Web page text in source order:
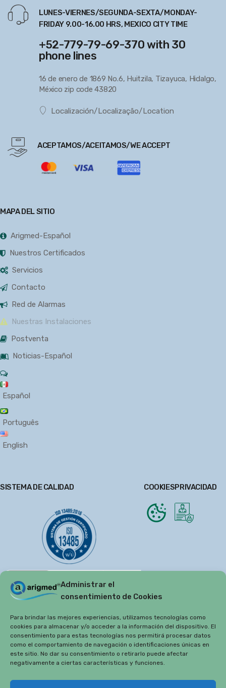
Administrar el
consentimiento de Cookies
Para brindar las mejores experiencias, utilizamos tecnologías como
cookies para almacenar y/o acceder a la información del dispositivo. El
consentimiento para estas tecnologías nos permitirá procesar datos
como el comportamiento de navegación o identificaciones únicas en
este sitio. No dar su consentimiento o retirarlo puede afectar
negativamente a ciertas características y funciones.
LUNES-VIERNES/SEGUNDA-SEXTA/MONDAY-
FRIDAY 9.00-16.00 HRS, MEXICO CITY TIME
+52-779-79-69-370 with 30
phone lines
16 de enero de 1869 No.6, Huitzila, Tizayuca, Hidalgo,
México zip code 43820
Localización/Localização/Location
ACEPTAMOS/ACEITAMOS/WE ACCEPT
MAPA DEL SITIO
Arigmed-Español
Nuestros Certificados
Servicios
Contacto
Red de Alarmas
Nuestras Instalaciones
Postventa
Noticias-Español
Español
Português
English
SISTEMA DE CALIDAD COOKIESPRIVACIDAD